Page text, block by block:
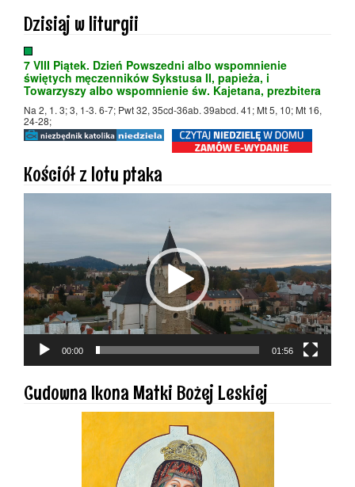
Dzisiaj w liturgii
7 VIII Piątek. Dzień Powszedni albo wspomnienie
świętych męczenników Sykstusa II, papieża, i
Towarzyszy albo wspomnienie św. Kajetana, prezbitera
Na 2, 1. 3; 3, 1-3. 6-7; Pwt 32, 35cd-36ab. 39abcd. 41; Mt 5, 10; Mt 16,
24-28;
Kościół z lotu ptaka
00:00 01:56
Cudowna Ikona Matki Bożej Leskiej